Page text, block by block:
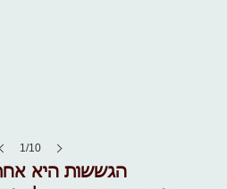
1/10
הגששות היא